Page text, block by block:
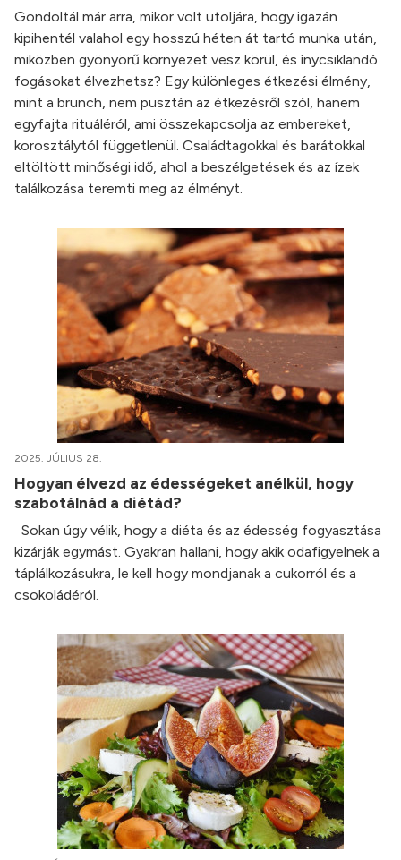
Gondoltál már arra, mikor volt utoljára, hogy igazán
kipihentél valahol egy hosszú héten át tartó munka után,
miközben gyönyörű környezet vesz körül, és ínycsiklandó
fogásokat élvezhetsz? Egy különleges étkezési élmény,
mint a brunch, nem pusztán az étkezésről szól, hanem
egyfajta rituáléról, ami összekapcsolja az embereket,
korosztálytól függetlenül. Családtagokkal és barátokkal
eltöltött minőségi idő, ahol a beszélgetések és az ízek
találkozása teremti meg az élményt.
2025. JÚLIUS 28.
Hogyan élvezd az édességeket anélkül, hogy
szabotálnád a diétád?
Sokan úgy vélik, hogy a diéta és az édesség fogyasztása
kizárják egymást. Gyakran hallani, hogy akik odafigyelnek a
táplálkozásukra, le kell hogy mondjanak a cukorról és a
csokoládéról.